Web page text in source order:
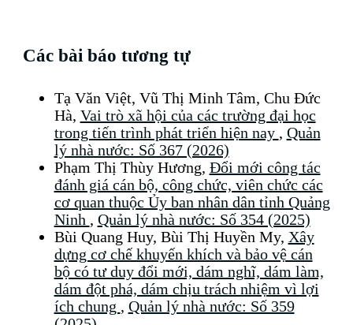
Các bài báo tương tự
Tạ Văn Việt, Vũ Thị Minh Tâm, Chu Đức
Hà, Vai trò xã hội của các trường đại học
trong tiến trình phát triển hiện nay , Quản
lý nhà nước: Số 367 (2026)
Phạm Thị Thùy Hương, Đổi mới công tác
đánh giá cán bộ, công chức, viên chức các
cơ quan thuộc Ủy ban nhân dân tỉnh Quảng
Ninh , Quản lý nhà nước: Số 354 (2025)
Bùi Quang Huy, Bùi Thị Huyền My, Xây
dựng cơ chế khuyến khích và bảo vệ cán
bộ có tư duy đổi mới, dám nghĩ, dám làm,
dám đột phá, dám chịu trách nhiệm vì lợi
ích chung , Quản lý nhà nước: Số 359